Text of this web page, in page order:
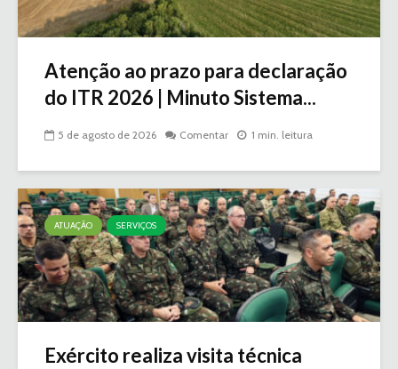
Atenção ao prazo para declaração
do ITR 2026 | Minuto Sistema...
5 de agosto de 2026 Comentar 1 min. leitura
ATUAÇÃO SERVIÇOS
Exército realiza visita técnica